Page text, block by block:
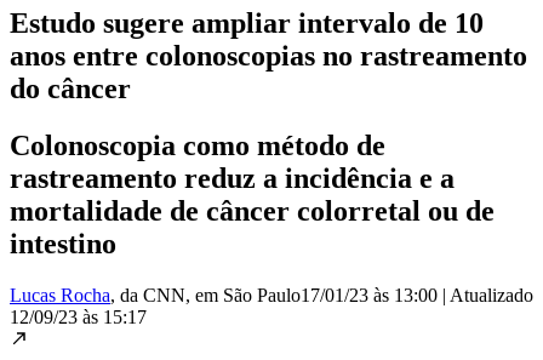
Estudo sugere ampliar intervalo de 10
anos entre colonoscopias no rastreamento
do câncer
Colonoscopia como método de
rastreamento reduz a incidência e a
mortalidade de câncer colorretal ou de
intestino
Lucas Rocha, da CNN, em São Paulo17/01/23 às 13:00 | Atualizado
12/09/23 às 15:17